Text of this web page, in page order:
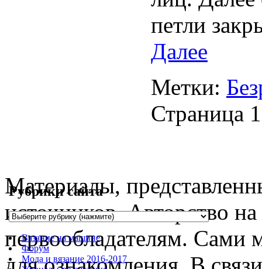
петли
Далее
Метки:
Страница
Рубрики сайта
Вязание на машине
Форум
Мода и вязание 2016-2017
Материалы,
источников. Авторство
первообладателям. Сами